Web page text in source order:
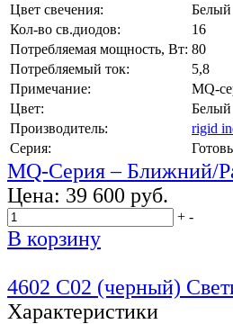
Цвет свечения:
Белый
Кол-во св.диодов:
16
Потребляемая мощность, Вт: 80
Потребляемый ток:
5,8
Примечание:
MQ-
Цвет:
Белый
Производитель:
rigid
Серия:
MQ-Серия – Ближний/
Цена: 39 600 руб.
+ -
В корзину
4602 С02 (черный)
Характеристики